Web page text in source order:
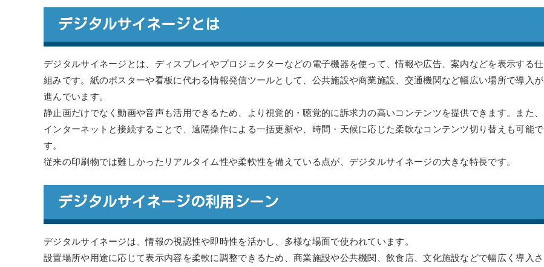
デジタルサイネージとは
デジタルサイネージとは、ディスプレイやプロジェクターなどの電子機器を使って、情報や広告、案内などを表示する仕
組みです。紙のポスターや看板に代わる情報発信ツールとして、公共施設や商業施設、交通機関など幅広い場所で導入が
進んでいます。
静止画だけでなく動画や音声も活用できるため、より視覚的・聴覚的に訴求力の高いコンテンツを提供できます。また、
インターネットと接続することで、遠隔操作による一括更新や、時間・天候に応じた柔軟なコンテンツ切り替えも可能で
す。
従来の印刷物では難しかったリアルタイム性や柔軟性を備えている点が、デジタルサイネージの大きな特長です。
デジタルサイネージの利用シーン
デジタルサイネージは、情報の視認性や即時性を活かし、多様な場面で使われています。
設置場所や用途に応じて表示内容を柔軟に調整できるため、商業施設や公共機関、飲食店、文化施設などで幅広く導入さ